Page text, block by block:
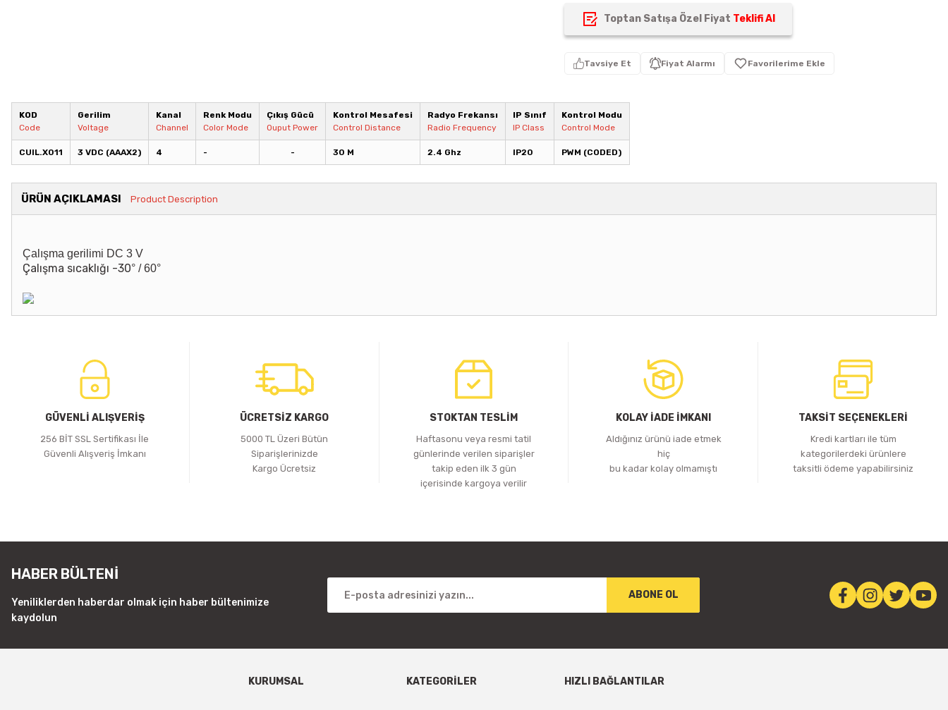
Toptan Satışa Özel Fiyat Teklifi Al
Tavsiye Et Fiyat Alarmı
KOD
Code
Gerilim
Voltage
Kanal
Channel
Renk Modu
Color Mode
Çıkış Gücü
Ouput Power
Kontrol Mesafesi
Control Distance
Radyo Frekansı
Radio Frequency
IP Sınıf
IP Class
Kontrol Modu
Control Mode
CUIL.X011 3 VDC (AAAX2) 4 - - 30 M 2.4 Ghz IP20 PWM (CODED)
ÜRÜN AÇIKLAMASI Product Description
Çalışma gerilimi DC 3 V
Çalışma sıcaklığı -30° / 60°
GÜVENLİ ALIŞVERİŞ
256 BİT SSL Sertifikası İle
Güvenli Alışveriş İmkanı
ÜCRETSİZ KARGO
5000 TL Üzeri Bütün
Siparişlerinizde
Kargo Ücretsiz
STOKTAN TESLİM
Haftasonu veya resmi tatil
günlerinde verilen siparişler
takip eden ilk 3 gün
içerisinde kargoya verilir
KOLAY İADE İMKANI
Aldığınız ürünü iade etmek
hiç
bu kadar kolay olmamıştı
TAKSİT SEÇENEKLERİ
Kredi kartları ile tüm
kategorilerdeki ürünlere
taksitli ödeme yapabilirsiniz
HABER BÜLTENİ
Yeniliklerden haberdar olmak için haber bültenimize
kaydolun
ABONE OL
KURUMSAL KATEGORİLER HIZLI BAĞLANTILAR